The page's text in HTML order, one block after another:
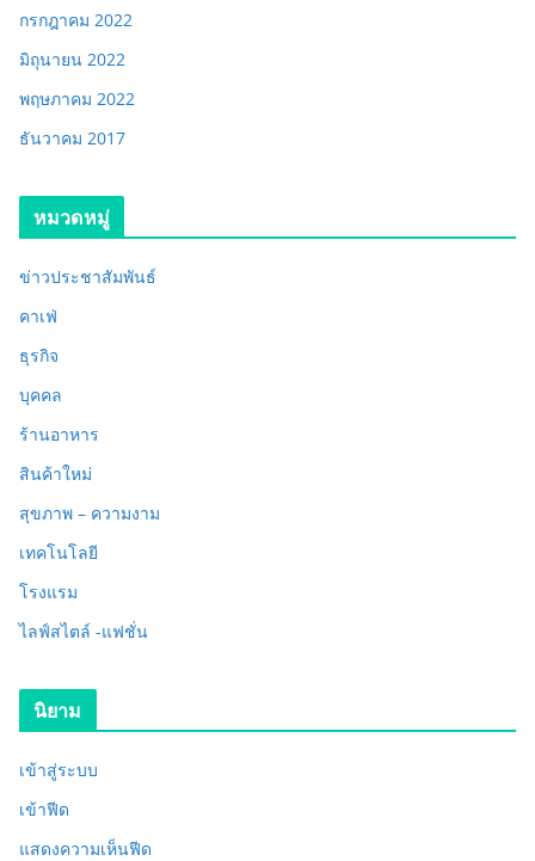
กรกฎาคม 2022
มิถุนายน 2022
พฤษภาคม 2022
ธันวาคม 2017
หมวดหมู่
ข่าวประชาสัมพันธ์
คาเฟ่
ธุรกิจ
บุคคล
ร้านอาหาร
สินค้าใหม่
สุขภาพ – ความงาม
เทคโนโลยี
โรงแรม
ไลฟ์สไตล์ -แฟชั่น
นิยาม
เข้าสู่ระบบ
เข้าฟีด
แสดงความเห็นฟีด